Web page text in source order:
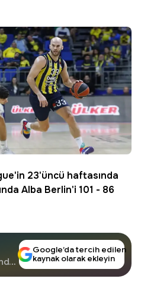
'in 23'üncü haftasında
Alba Berlin'i 101 - 86
Google’da tercih edilen
kaynak olarak ekleyin